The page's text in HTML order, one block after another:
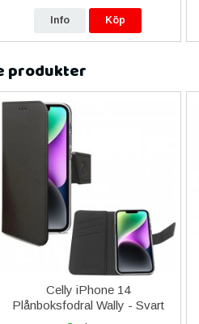
Info Köp
produkter
Celly iPhone 14
Plånboksfodral Wally - Svart